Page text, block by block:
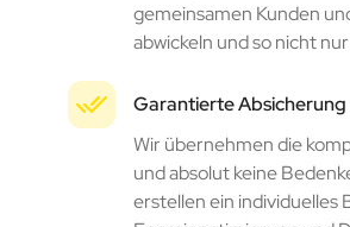
gemeinsamen Kunden
abwickeln und so nicht
Garantierte Absicherung
Wir übernehmen die
und absolut keine
erstellen ein individuelles